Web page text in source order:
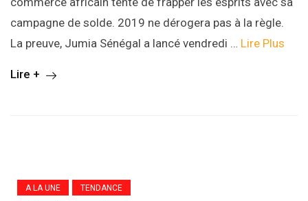
campagne de solde. 2019 ne dérogera pas à la règle.
La preuve, Jumia Sénégal a lancé vendredi … Lire Plus
Lire +
A LA UNE TENDANCE